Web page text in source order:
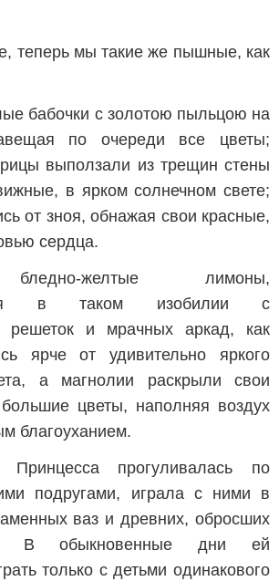
теперь мы такие же пышные, как
бабочки с золотою пыльцою на
по очереди все цветы;
выползали из трещин стены
в ярком солнечном свете;
от зноя, обнажая свои красные,
сердца.
желтые лимоны,
в таком изобилии с
решеток и мрачных аркад, как
ярче от удивительно яркого
а магнолии раскрыли свои
цветы, наполняя воздух
благоуханием.
Принцесса прогуливалась по
подругами, играла с ними в
ваз и древних, обросших
В обыкновенные дни ей
только с детьми одинакового